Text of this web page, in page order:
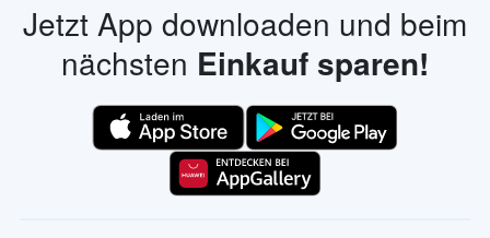
Jetzt App downloaden und beim
nächsten Einkauf sparen!